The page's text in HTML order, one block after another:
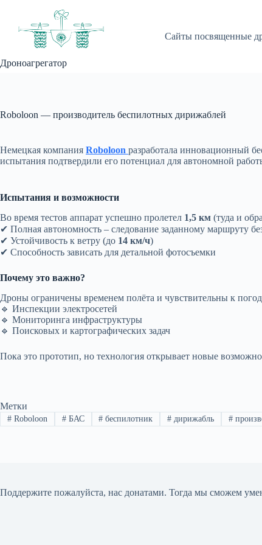
Дроноагрегатор
Сайты посвященные
Roboloon — производитель беспилотных дирижаблей
Немецкая компания Roboloon разработала инновационный
испытания подтвердили его потенциал для автономной
Испытания и возможности
Во время тестов аппарат успешно пролетел 1,5 км (туда и
✔ Полная автономность – следование заданному маршруту
✔ Устойчивость к ветру (до 14 км/ч)
✔ Способность зависать для детальной фотосъемки
Почему это важно?
Дроны ограничены временем полёта и чувствительны к
🔹 Инспекции электросетей
🔹 Мониторинга инфраструктуры
🔹 Поисковых и картографических задач
Пока это прототип, но технология открывает новые
Метки
#Roboloon #БАС # беспилотник # дирижабль #
Поддержите пожалуйста, нас донатами. Тогда мы сможем